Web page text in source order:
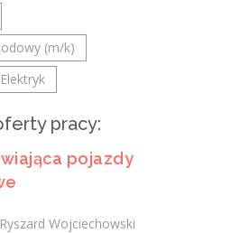
(m/k)
Elektryk
pracy:
pojazdy
Wojciechowski